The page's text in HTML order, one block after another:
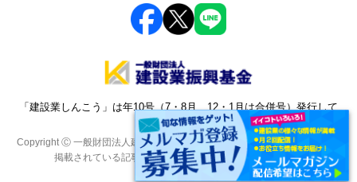
「建設業しんこう」は年10号（7・8月、12・1月は合併号）発行して
おります。
Copyright Ⓒ 一般財団法人建設業振興基金. All Rights Reserved. 本サイトに
掲載されている記事・写真・図表などの転載を禁じます。